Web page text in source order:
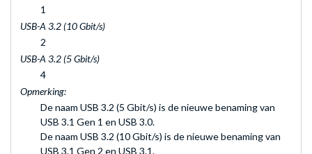
1
USB-A 3.2 (10 Gbit/s)
2
USB-A 3.2 (5 Gbit/s)
4
Opmerking:
De naam USB 3.2 (5 Gbit/s) is de nieuwe benaming van
USB 3.1 Gen 1 en USB 3.0.
De naam USB 3.2 (10 Gbit/s) is de nieuwe benaming van
USB 3.1 Gen 2 en USB 3.1.